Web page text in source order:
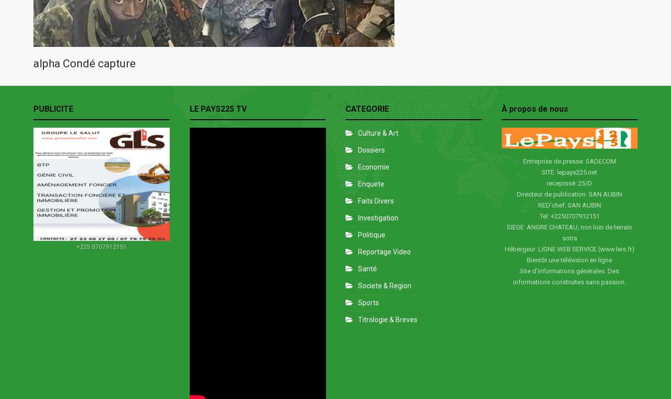
alpha Condé capture
PUBLICITE
+225 0707912151
LE PAYS225 TV CATEGORIE
Culture & Art
Dossiers
Economie
Enquete
Faits Divers
Investigation
Politique
Reportage Video
Santé
Societe & Region
Sports
Titrologie & Breves
À propos de nous
Entreprise de presse: SADECOM
SITE: lepays225.net
recepissé: 25/D
Directeur de publication: SAN AUBIN
RED'chef: SAN AUBIN
Tel: +2250707912151
SIEGE: ANGRE CHATEAU, non loin de terrain
sotra
Hébergeur: LIGNE WEB SERVICE (www.lws.fr)
Bientôt une télévision en ligne
Site d'informations générales. Des
informations construites sans passion.